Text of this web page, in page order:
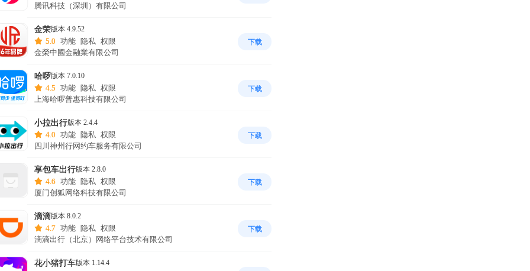
个计价参数完美模拟所有计价方式
迎加iLinkedTour官方群联系我们
QQ 1群：334728332
QQ 2群：929620379
腾讯科技（深圳）有限公司
金荣版本 4.9.52
5.0 功能 隐私 权限
金榮中國金融業有限公司
下载
哈啰版本 7.0.10
4.5 功能 隐私 权限
上海哈啰普惠科技有限公司
下载
小拉出行版本 2.4.4
4.0 功能 隐私 权限
四川神州行网约车服务有限公司
下载
享包车出行版本 2.8.0
4.6 功能 隐私 权限
厦门创狐网络科技有限公司
下载
滴滴版本 8.0.2
4.7 功能 隐私 权限
滴滴出行（北京）网络平台技术有限公司
下载
花小猪打车版本 1.14.4